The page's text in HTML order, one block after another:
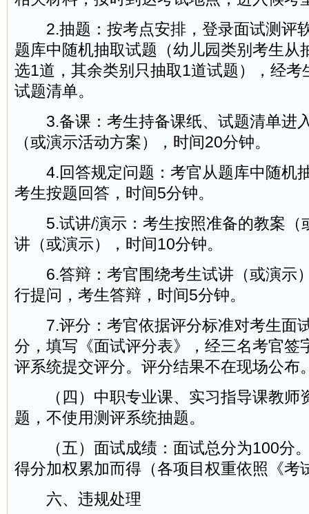
2.抽题：按考点安排，登录面试测评
题库中随机抽取试题（幼儿园类别考生从
选1道，其余类别只抽取1道试题），经考
试题清单。
3.备课：考生持备课纸、试题清单进
（或演示活动方案），时间20分钟。
4.回答规定问题：考官从题库中随机
考生按题回答，时间5分钟。
5.试讲/演示：考生按照准备的教案（
讲（或演示），时间10分钟。
6.答辩：考官围绕考生试讲（或演示
行提问，考生答辩，时间5分钟。
7.评分：考官依据评分标准对考生面
分，填写《面试评分表》，经三名考官签
评系统提交评分。评分结果不在现场公布
（四）中职专业课、实习指导课教师
题，不使用测评系统抽题。
（五）面试成绩：面试总分为100分
得分加权累加而得（各项目权重依照《考
六、违规处理